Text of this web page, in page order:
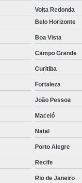
Volta Redonda
Belo Horizonte
Boa Vista
Campo Grande
Curitiba
Fortaleza
João Pessoa
Maceió
Natal
Porto Alegre
Recife
Rio de Janeiro